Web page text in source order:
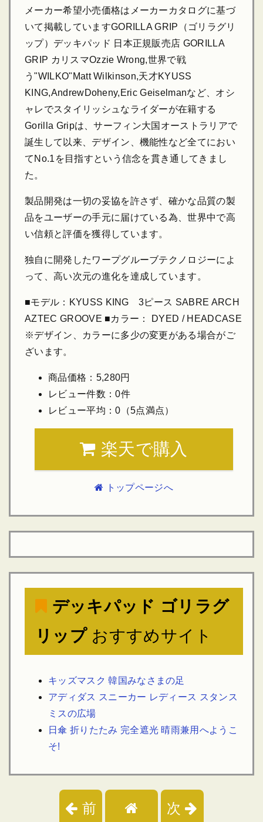
メーカー希望小売価格はメーカーカタログに基づ
いて掲載していますGORILLA GRIP（ゴリラグリ
ップ）デッキパッド 日本正規販売店 GORILLA
GRIP カリスマOzzie Wrong,世界で戦
う"WILKO"Matt Wilkinson,天才KYUSS
KING,AndrewDoheny,Eric Geiselmanなど、オシ
ャレでスタイリッシュなライダーが在籍する
Gorilla Gripは、サーフィン大国オーストラリアで
誕生して以来、デザイン、機能性など全てにおい
てNo.1を目指すという信念を貫き通してきまし
た。
製品開発は一切の妥協を許さず、確かな品質の製
品をユーザーの手元に届けている為、世界中で高
い信頼と評価を獲得しています。
独自に開発したワープグルーブテクノロジーによ
って、高い次元の進化を達成しています。
■モデル：KYUSS KING 3ピース SABRE ARCH
AZTEC GROOVE ■カラー： DYED / HEADCASE
※デザイン、カラーに多少の変更がある場合がご
ざいます。
商品価格：5,280円
レビュー件数：0件
レビュー平均：0（5点満点）
楽天で購入
トップページへ
デッキパッド ゴリラグ
リップおすすめサイト
キッズマスク 韓国みなさまの足
アディダス スニーカー レディース スタンス
ミスの広場
日傘 折りたたみ 完全遮光 晴雨兼用へようこ
そ!
前 次